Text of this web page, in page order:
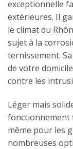
exceptionnelle
extérieures. Il
le climat du
sujet à la
ternissement.
de votre
contre les
Léger mais
fonctionnement
même pour les
nombreuses